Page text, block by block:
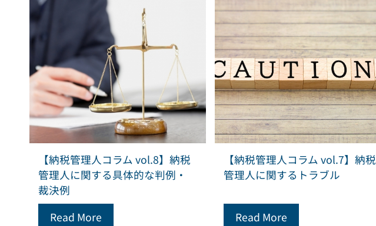
【納税管理人コラム vol.8】納税
管理人に関する具体的な判例・
裁決例
Read More
【納税管理人コラム vol.7】納税
管理人に関するトラブル
Read More